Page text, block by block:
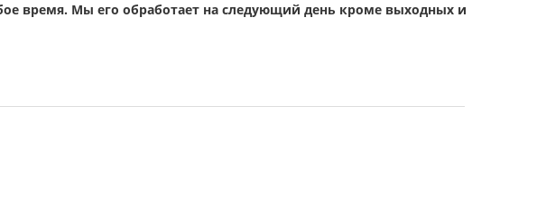
время. Мы его обработает на следующий день кроме выходных и